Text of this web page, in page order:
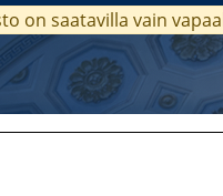
on saatavilla vain